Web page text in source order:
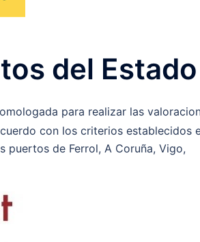
del Estado
para realizar las
con los criterios establecidos
puertos de Ferrol, A Coruña, Vigo,